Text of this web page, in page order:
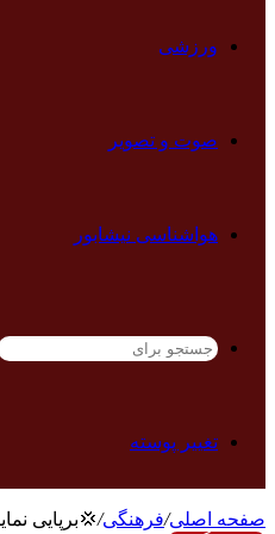
ورزشی
صوت و تصویر
هواشناسی نیشابور
تغییر پوسته
صفحه اصلی/فرهنگی/💢برپایی